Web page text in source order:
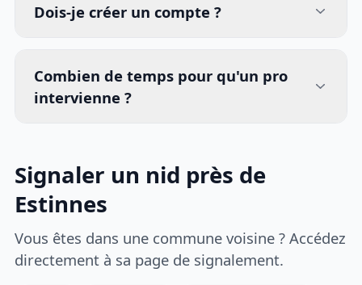
Dois-je créer un compte ?
Combien de temps pour qu'un pro
intervienne ?
Signaler un nid près de
Estinnes
Vous êtes dans une commune voisine ? Accédez
directement à sa page de signalement.